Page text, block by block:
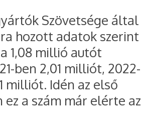
Szövetsége által
hozott adatok szerint
1,08 millió autót
ben 2,01 milliót, 2022-
milliót. Idén az első
ez a szám már elérte az